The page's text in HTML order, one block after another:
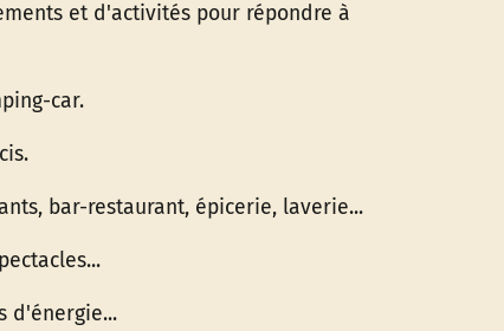
et d'activités pour répondre à
car.
bar-restaurant, épicerie, laverie...
d'énergie...